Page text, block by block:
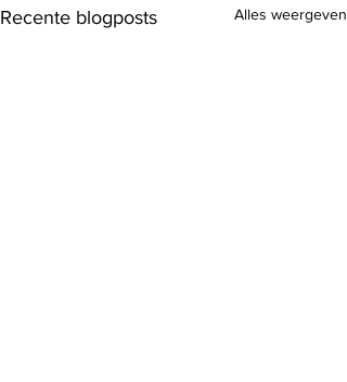
Recente blogposts Alles weergeven